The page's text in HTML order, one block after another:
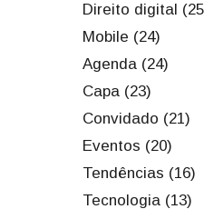
Direito digital
Mobile (24)
Agenda (24)
Capa (23)
Convidado (21)
Eventos (20)
Tendências (16)
Tecnologia (13)